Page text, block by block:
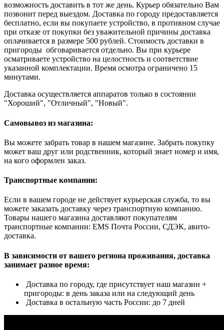
возможность доставить в тот же день. Курьер обязательно Вам
позвонит перед выездом. Доставка по городу предоставляется
бесплатно, если вы покупаете устройство, в противном случае
при отказе от покупки без уважительной причины доставка
оплачивается в размере 500 рублей. Стоимость доставки в
пригороды обговаривается отдельно. Вы при курьере
осматриваете устройство на целостность и соответствие
указанной комплектации. Время осмотра ограничено 15
минутами.
Доставка осуществляется аппаратов только в состоянии
"Хороший", "Отличный", "Новый".
Самовывоз из магазина:
Вы можете забрать товар в нашем магазине. Забрать покупку
может ваш друг или родственник, который знает номер и имя,
на кого оформлен заказ.
Транспортные компании:
Если в вашем городе не действует курьерская служба, то вы
можете заказать доставку через транспортную компанию.
Товары нашего магазина доставляют покупателям
транспортные компании: EMS Почта России, СДЭК, авито-
доставка.
В зависимости от вашего региона проживания, доставка
занимает разное время:
Доставка по городу, где присутствует наш магазин +
пригороды: в день заказа или на следующий день
Доставка в остальную часть России: до 7 дней